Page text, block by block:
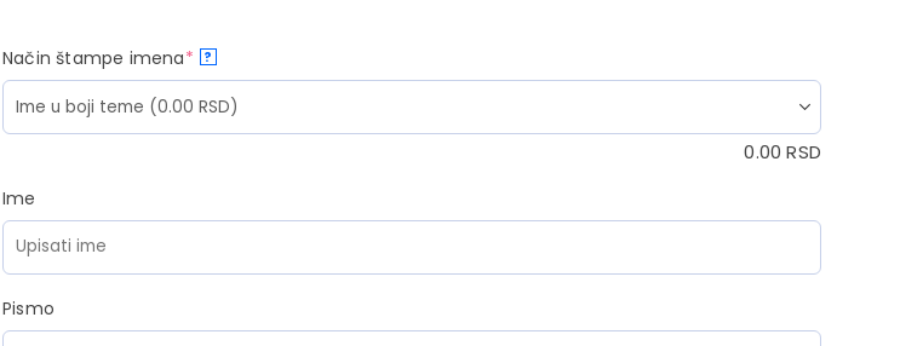
Način štampe imena* ?
0.00RSD
Ime
Pismo